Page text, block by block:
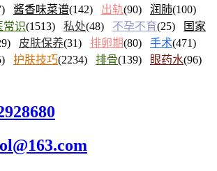
酱香味菜谱(142) 出轨(90) 润肺(100)
常识(1513) 私处(48) 不孕不育(25)
国家
皮肤保养(31) 排卵期(80) 手术(471)
护肤技巧(2234) 排骨(139) 眼药水(96)